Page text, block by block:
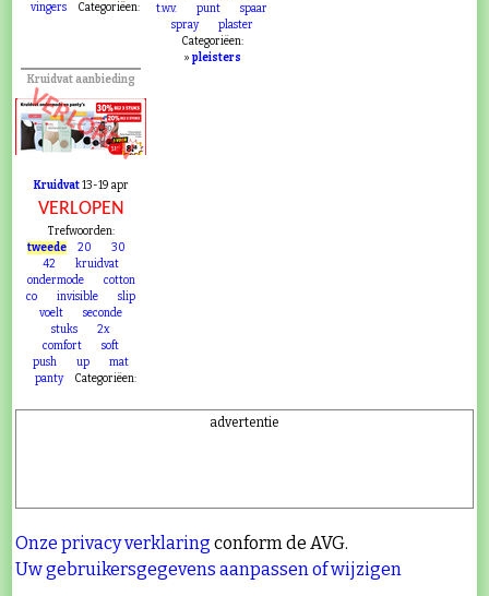
vingers
Categoriëen:
t.w.v.
punt
spaar
spray
plaster
Categoriëen:
» pleisters
Kruidvat aanbieding
VERLOPEN
Kruidvat13-19 apr
VERLOPEN
Trefwoorden:
tweede
20
30
42
kruidvat
ondermode
cotton
co
invisible
slip
voelt
seconde
stuks
2x
comfort
soft
push
up
mat
panty
Categoriëen:
advertentie
Onze privacy verklaring conform de AVG.
Uw gebruikersgegevens aanpassen of wijzigen